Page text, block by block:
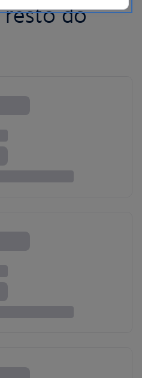
resto do